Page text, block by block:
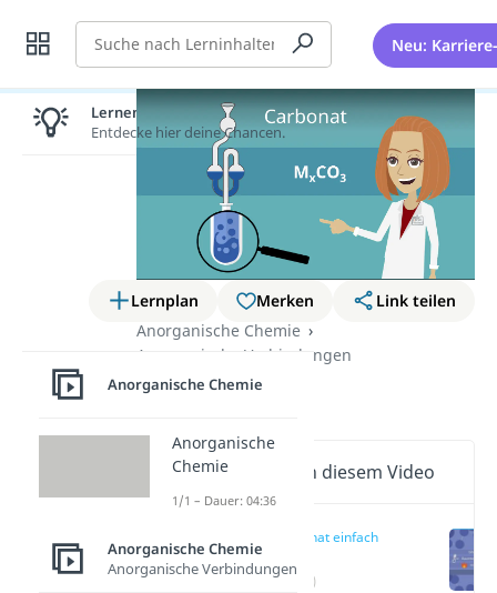
Suche Neu:
Lernplan Merken
Link teilen
Anorganische Chemie
Anorganische Verbindungen
Carbonat
Wichtige Inhalte in diesem Video
Carbonat einfach
(00:14)
Lernen lohnt sich!
Entdecke hier deine Chancen.
Anorganische Chemie
Anorganische
Chemie
1/1 – Dauer: 04:36
Anorganische Chemie
Anorganische Verbindungen